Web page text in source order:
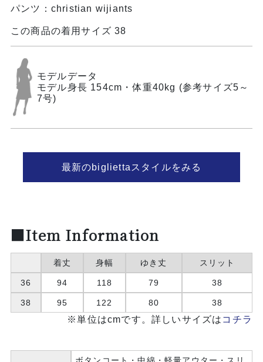
パンツ：christian wijiants
この商品の着用サイズ 38
モデルデータ
モデル身長 154cm・体重40kg (参考サイズ5～
7号)
最新のbigliettaスタイルをみる
■Item Information
着丈 身幅 ゆき丈 スリット
36 94 118 79 38
38 95 122 80 38
※単位はcmです。詳しいサイズは コチラ
ボタンコート・中綿・軽量アウター・スリ